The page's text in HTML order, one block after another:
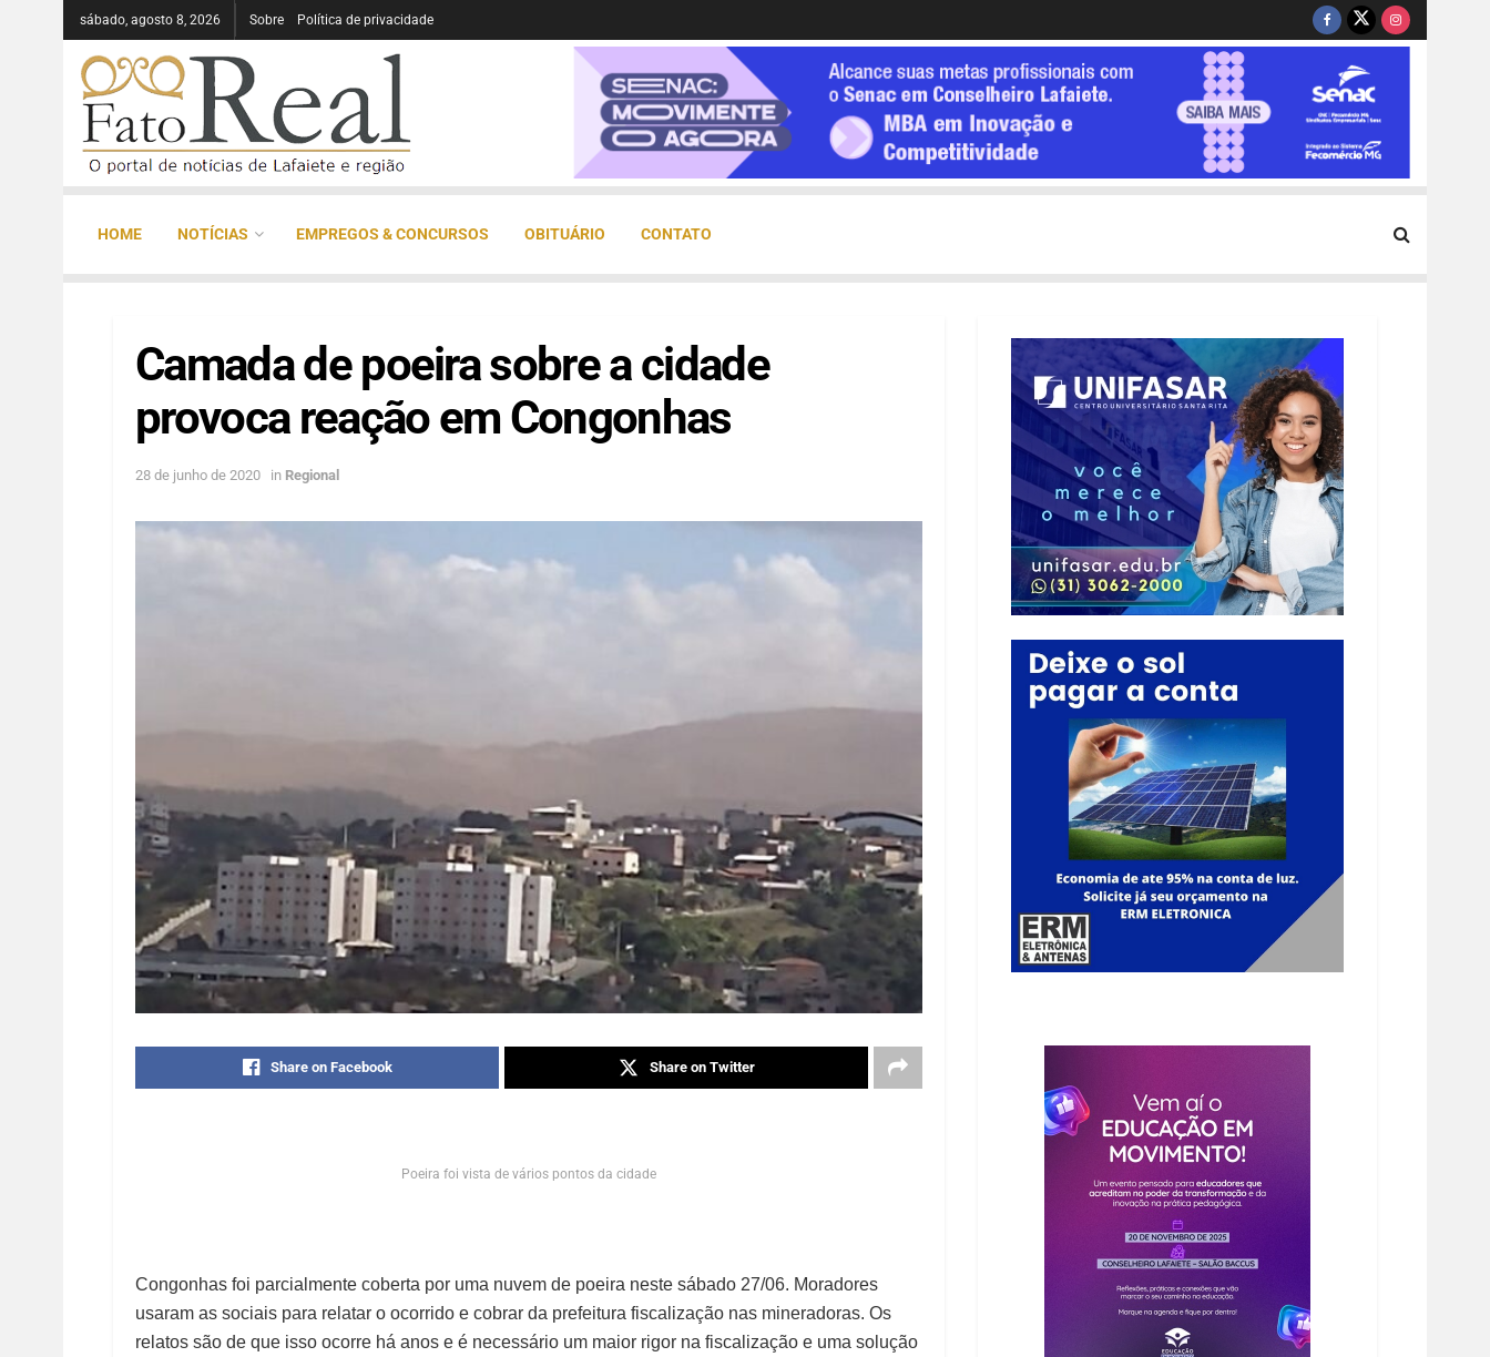
sábado, agosto 8, 2026 Sobre Política de privacidade
HOME NOTÍCIAS EMPREGOS & CONCURSOS OBITUÁRIO CONTATO
Camada de poeira sobre a cidade
provoca reação em Congonhas
28 de junho de 2020 in Regional
Share on Facebook Share on Twitter
Poeira foi vista de vários pontos da cidade
Congonhas foi parcialmente coberta por uma nuvem de poeira neste sábado 27/06. Moradores
usaram as sociais para relatar o ocorrido e cobrar da prefeitura fiscalização nas mineradoras. Os
relatos são de que isso ocorre há anos e é necessário um maior rigor na fiscalização e uma solução